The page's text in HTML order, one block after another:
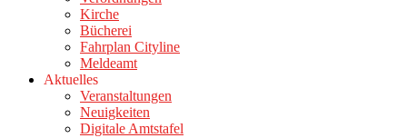
Kirche
Bücherei
Fahrplan Cityline
Meldeamt
Aktuelles
Veranstaltungen
Neuigkeiten
Digitale Amtstafel